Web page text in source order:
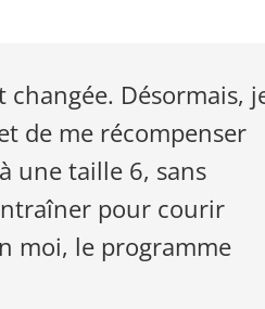
Désormais,
de me récompenser
une taille 6, sans
pour courir
moi, le programme